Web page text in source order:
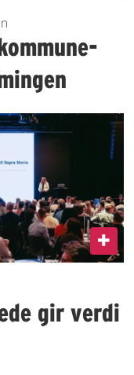
gir verdi